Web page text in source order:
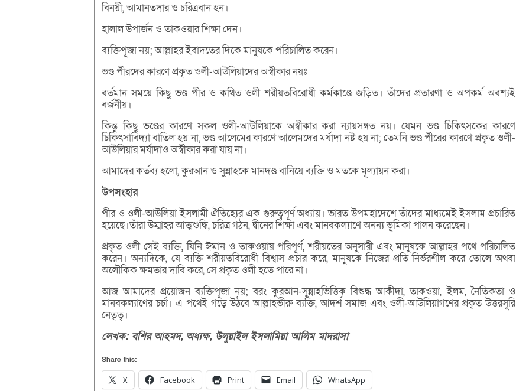
বিনয়ী, আমানতদার ও চরিত্রবান হন।
হালাল উপার্জন ও তাকওয়ার শিক্ষা দেন।
ব্যক্তিপূজা নয়; আল্লাহর ইবাদতের দিকে মানুষকে পরিচালিত করেন।
ভণ্ড পীরদের কারণে প্রকৃত ওলী-আউলিয়াদের অস্বীকার নয়ঃ
বর্তমান সময়ে কিছু ভণ্ড পীর ও কথিত ওলী শরীয়তবিরোধী কর্মকাণ্ডে জড়িত। তাঁদের প্রতারণা ও অপকর্ম অবশ্যই
বর্জনীয়।
কিন্তু কিছু ভণ্ডের কারণে সকল ওলী-আউলিয়াকে অস্বীকার করা ন্যায়সঙ্গত নয়। যেমন ভণ্ড চিকিৎসকের কারণে
চিকিৎসাবিদ্যা বাতিল হয় না, ভণ্ড আলেমের কারণে আলেমদের মর্যাদা নষ্ট হয় না; তেমনি ভণ্ড পীরের কারণে প্রকৃত ওলী-
আউলিয়ার মর্যাদাও অস্বীকার করা যায় না।
আমাদের কর্তব্য হলো, কুরআন ও সুন্নাহকে মানদণ্ড বানিয়ে ব্যক্তি ও মতকে মূল্যায়ন করা।
উপসংহার
পীর ও ওলী-আউলিয়া ইসলামী ঐতিহ্যের এক গুরুত্বপূর্ণ অধ্যায়। ভারত উপমহাদেশে তাঁদের মাধ্যমেই ইসলাম প্রচারিত
হয়েছে।তাঁরা উম্মাহর আত্মশুদ্ধি, চরিত্র গঠন, দ্বীনের শিক্ষা এবং মানবকল্যাণে অনন্য ভূমিকা পালন করেছেন।
প্রকৃত ওলী সেই ব্যক্তি, যিনি ঈমান ও তাকওয়ায় পরিপূর্ণ, শরীয়তের অনুসারী এবং মানুষকে আল্লাহর পথে পরিচালিত
করেন। অন্যদিকে, যে ব্যক্তি শরীয়তবিরোধী বিশ্বাস প্রচার করে, মানুষকে নিজের প্রতি নির্ভরশীল করে তোলে অথবা
অলৌকিক ক্ষমতার দাবি করে, সে প্রকৃত ওলী হতে পারে না।
আজ আমাদের প্রয়োজন ব্যক্তিপূজা নয়; বরং কুরআন-সুন্নাহভিত্তিক বিশুদ্ধ আকীদা, তাকওয়া, ইলম, নৈতিকতা ও
মানবকল্যাণের চর্চা। এ পথেই গড়ে উঠবে আল্লাহভীরু ব্যক্তি, আদর্শ সমাজ এবং ওলী-আউলিয়াগণের প্রকৃত উত্তরসূরি
নেতৃত্ব।
লেখক: বশিরআহমদ, অধ্যক্ষ, উলুয়াইলইসলামিয়াআলিমমাদরাসা
Share this:
X Facebook Print Email WhatsApp